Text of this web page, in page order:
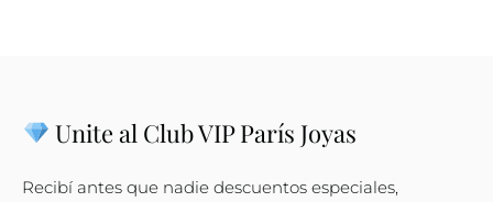
Unite al Club VIP París Joyas
Recibí antes que nadie descuentos especiales,